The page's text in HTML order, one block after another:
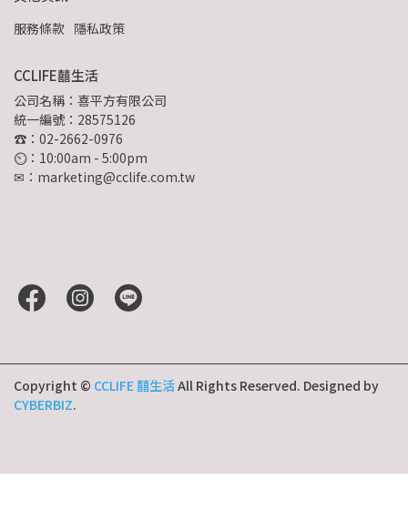
服務條款 隱私政策
CCLIFE囍生活
公司名稱：喜平方有限公司
統一編號：28575126
☎：02-2662-0976
⏲︎：10:00am - 5:00pm
✉：marketing@cclife.com.tw
Copyright © CCLIFE 囍生活All Rights Reserved. Designed by
CYBERBIZ.